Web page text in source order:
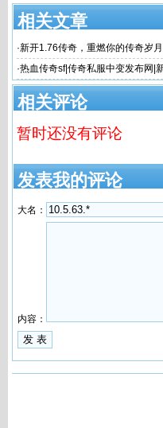
相关文章
·新开1.76传奇，重燃你的传奇岁
温经典传奇
·热血传奇sf|传奇私服中变发布网|
相关评论
暂时还没有评论
发表我的评论
大名：
内容：